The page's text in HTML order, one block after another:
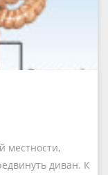
местности,
диван. К